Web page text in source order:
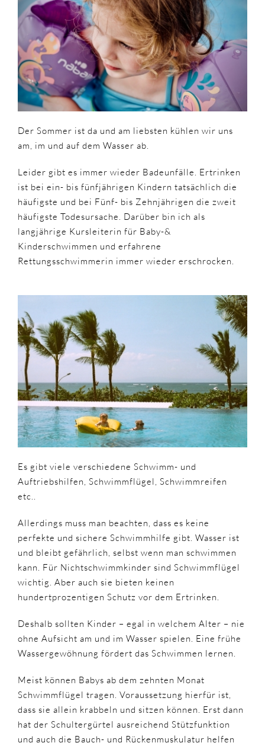
mit
Baby
Kleinkind
Der Sommer ist da und am liebsten kühlen wir uns
am, im und auf dem Wasser ab.
Leider gibt es immer wieder Badeunfälle. Ertrinken
ist bei ein- bis fünfjährigen Kindern tatsächlich die
häufigste und bei Fünf- bis Zehnjährigen die zweit
häufigste Todesursache. Darüber bin ich als
langjährige Kursleiterin für Baby-&
Kinderschwimmen und erfahrene
Rettungsschwimmerin immer wieder erschrocken.
Es gibt viele verschiedene Schwimm- und
Auftriebshilfen, Schwimmflügel, Schwimmreifen
etc..
Allerdings muss man beachten, dass es keine
perfekte und sichere Schwimmhilfe gibt. Wasser ist
und bleibt gefährlich, selbst wenn man schwimmen
kann. Für Nichtschwimmkinder sind Schwimmflügel
wichtig. Aber auch sie bieten keinen
hundertprozentigen Schutz vor dem Ertrinken.
Deshalb sollten Kinder – egal in welchem Alter – nie
ohne Aufsicht am und im Wasser spielen. Eine frühe
Wassergewöhnung fördert das Schwimmen lernen.
Meist können Babys ab dem zehnten Monat
Schwimmflügel tragen. Voraussetzung hierfür ist,
dass sie allein krabbeln und sitzen können. Erst dann
hat der Schultergürtel ausreichend Stützfunktion
und auch die Bauch- und Rückenmuskulatur helfen